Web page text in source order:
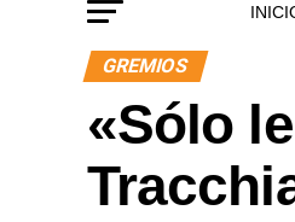
GREMIOS
«Sólo